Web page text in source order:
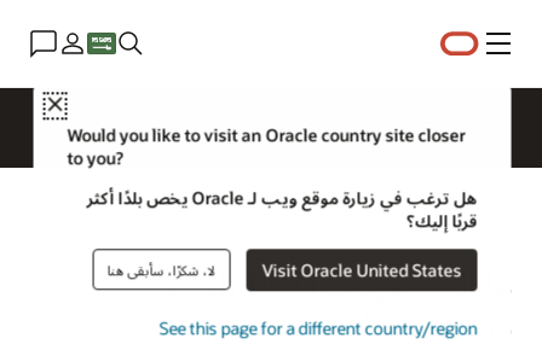
القائمة
Close
Would you like to visit an Oracle country site closer
to you?
هل ترغب في زيارة موقع ويب لـ Oracle يخص بلدًا أكثر
قربًا إليك؟
Visit Oracle United States لا، شكرًا، سأبقى هنا
See this page for a different country/region
رؤى الأعمال
ما المقصود بـ PLM (إدارة
دورة حياة المنتج)؟